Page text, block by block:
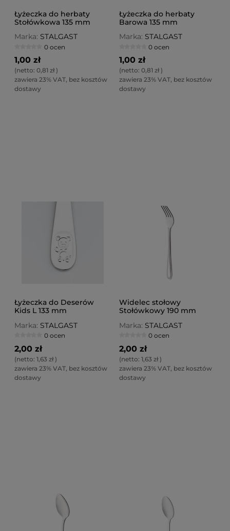
Łyżeczka do herbaty
Stołówkowa 135 mm
Marka: STALGAST
0 ocen
1,00 zł
(netto: 0,81 zł)
zawiera 23% VAT, bez kosztów
dostawy
Łyżeczka do herbaty
Barowa 135 mm
Marka: STALGAST
0 ocen
1,00 zł
(netto: 0,81 zł)
zawiera 23% VAT, bez kosztów
dostawy
Łyżeczka do Deserów
Kids L 133 mm
Marka: STALGAST
0 ocen
2,00 zł
(netto: 1,63 zł)
zawiera 23% VAT, bez kosztów
dostawy
Widelec stołowy
Stołówkowy 190 mm
Marka: STALGAST
0 ocen
2,00 zł
(netto: 1,63 zł)
zawiera 23% VAT, bez kosztów
dostawy